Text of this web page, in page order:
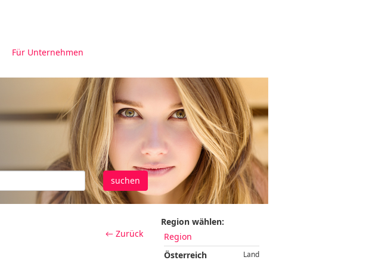
Für Unternehmen
suchen
← Zurück
Region wählen:
Region
Land
Österreich